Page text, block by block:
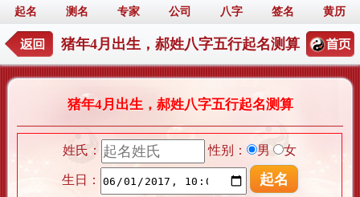
起名 测名 专家 公司 八字 签名 黄历
猪年4月出生，郝姓八字五行起名测算
猪年4月出生，郝姓八字五行起名测算
姓氏： 性别： 男 女
生日：